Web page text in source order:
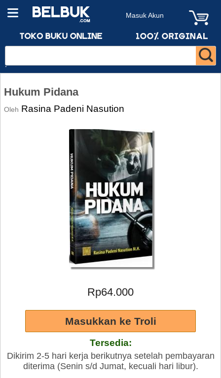
Masuk Akun
Hukum Pidana
Oleh Rasina Padeni Nasution
Rp64.000
Tersedia:
Dikirim 2-5 hari kerja berikutnya setelah pembayaran
diterima (Senin s/d Jumat, kecuali hari libur).